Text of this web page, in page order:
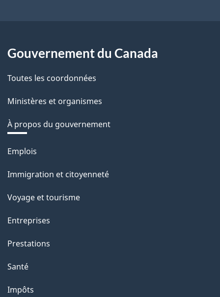
Gouvernement du Canada
Toutes les coordonnées
Ministères et organismes
À propos du gouvernement
Thèmes
sujets
Emplois
Immigration et citoyenneté
Voyage et tourisme
Entreprises
Prestations
Santé
Impôts